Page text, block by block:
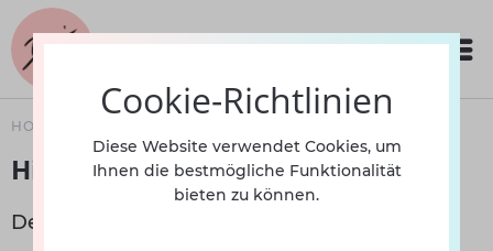
HOME
Hilfe / Support
Demi-Point - Ihr Online-Shop für Tanzbedarf
Cookie-Richtlinien
Diese Website verwendet Cookies, um
Ihnen die bestmögliche Funktionalität
bieten zu können.